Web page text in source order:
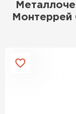
Монтеррей
Перейти в